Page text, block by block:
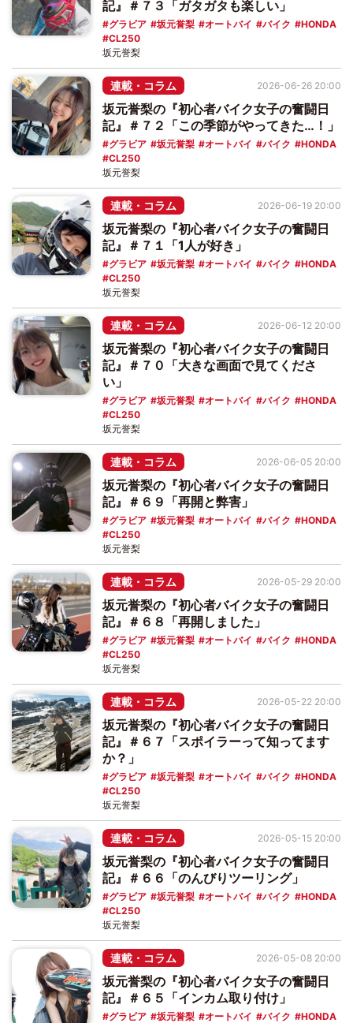
記』＃７３「ガタガタも楽しい」
グラビア 坂元誉梨 オートバイ バイク
HONDA
CL250
坂元誉梨
連載・コラム
坂元誉梨の『初心者バイク女子の奮闘日
記』＃７２「この季節がやってきた…！」
グラビア 坂元誉梨 オートバイ バイク
HONDA
CL250
2026-06-26 20:00
坂元誉梨
連載・コラム
坂元誉梨の『初心者バイク女子の奮闘日
記』＃７１「1人が好き」
グラビア 坂元誉梨 オートバイ バイク
HONDA
CL250
2026-06-19 20:00
坂元誉梨
連載・コラム
坂元誉梨の『初心者バイク女子の奮闘日
記』＃７０「大きな画面で見てくださ
い」
グラビア 坂元誉梨 オートバイ バイク
HONDA
CL250
2026-06-12 20:00
坂元誉梨
連載・コラム
坂元誉梨の『初心者バイク女子の奮闘日
記』＃６９「再開と弊害」
グラビア 坂元誉梨 オートバイ バイク
HONDA
CL250
2026-06-05 20:00
坂元誉梨
連載・コラム
坂元誉梨の『初心者バイク女子の奮闘日
記』＃６８「再開しました」
グラビア 坂元誉梨 オートバイ バイク
HONDA
CL250
2026-05-29 20:00
坂元誉梨
連載・コラム
坂元誉梨の『初心者バイク女子の奮闘日
記』＃６７「スポイラーって知ってます
か？」
グラビア 坂元誉梨 オートバイ バイク
HONDA
CL250
2026-05-22 20:00
坂元誉梨
連載・コラム
坂元誉梨の『初心者バイク女子の奮闘日
記』＃６６「のんびりツーリング」
グラビア 坂元誉梨 オートバイ バイク
HONDA
CL250
2026-05-15 20:00
坂元誉梨
連載・コラム
坂元誉梨の『初心者バイク女子の奮闘日
記』＃６５「インカム取り付け」
グラビア 坂元誉梨 オートバイ バイク HONDA
2026-05-08 20:00